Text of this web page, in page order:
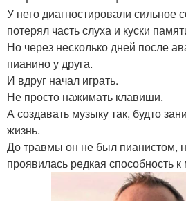
У него диагностировали сильное
потерял часть слуха и куски
Но через несколько дней после
пианино у друга.
И вдруг начал играть.
Не просто нажимать клавиши.
А создавать музыку так, будто
жизнь.
До травмы он не был пианистом,
проявилась редкая способность к